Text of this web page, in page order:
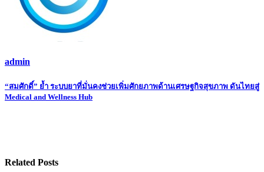
admin
Post
navigation
“สมศักดิ์” ย้ำ ระบบยาที่มั่นคงช่วยเพิ่มศักยภาพด้านเศรษฐกิจสุขภาพ ดันไทยสู่
Medical and Wellness Hub
Related Posts